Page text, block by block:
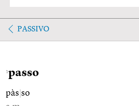
PASSIVO
1passo
pàs so